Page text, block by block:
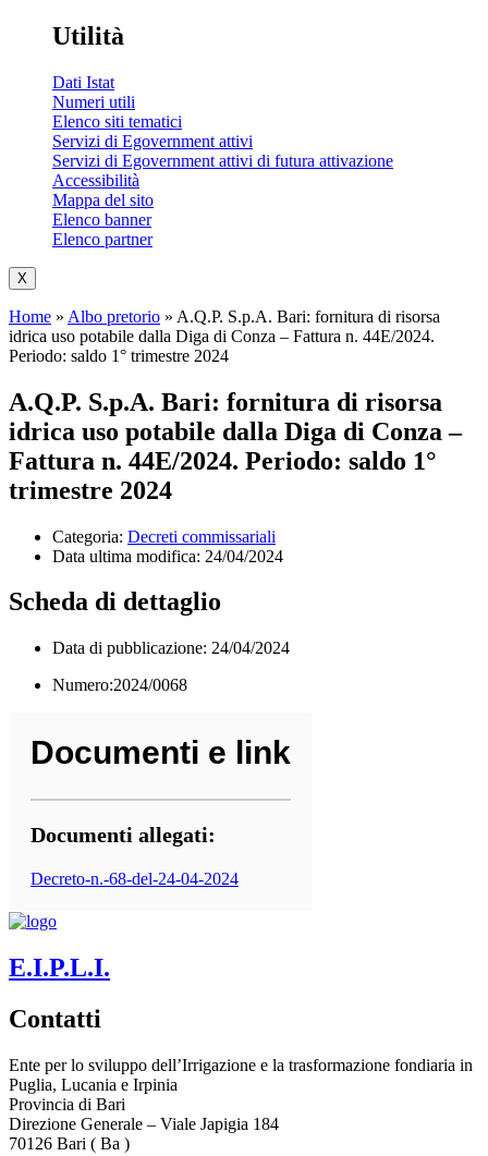
Utilità
Dati Istat
Numeri utili
Elenco siti tematici
Servizi di Egovernment attivi
Servizi di Egovernment attivi di futura attivazione
Accessibilità
Mappa del sito
Elenco banner
Elenco partner
X
Home » Albo pretorio » A.Q.P. S.p.A. Bari: fornitura di risorsa
idrica uso potabile dalla Diga di Conza – Fattura n. 44E/2024.
Periodo: saldo 1° trimestre 2024
A.Q.P. S.p.A. Bari: fornitura di risorsa
idrica uso potabile dalla Diga di Conza –
Fattura n. 44E/2024. Periodo: saldo 1°
trimestre 2024
Categoria: Decreti commissariali
Data ultima modifica: 24/04/2024
Scheda di dettaglio
Data di pubblicazione: 24/04/2024
Numero:2024/0068
Documenti e link
Documenti allegati:
Decreto-n.-68-del-24-04-2024
E.I.P.L.I.
Contatti
Ente per lo sviluppo dell’Irrigazione e la trasformazione fondiaria in
Puglia, Lucania e Irpinia
Provincia di Bari
Direzione Generale – Viale Japigia 184
70126 Bari ( Ba )